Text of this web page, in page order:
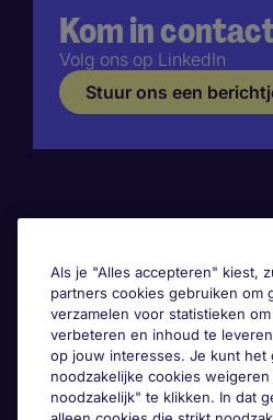
Kom in
Volg ons op LinkedIn
Stuur ons een
Handige informatie
Als je "Alles accepteren" kiest,
partners cookies gebruiken om
verzamelen voor statistieken
verbeteren en inhoud te
op jouw interesses. Je kunt het
noodzakelijke cookies
noodzakelijk" te klikken. In dat